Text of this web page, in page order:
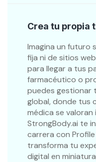
Crea tu propia
Imagina un futuro
fija ni de sitios
para llegar a tus
farmacéutico o
puedes gestionar
global, donde tus
médica se
StrongBody.ai te
carrera con
transforma tu
digital en